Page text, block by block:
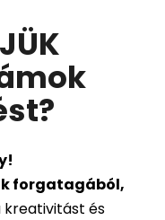
?
forgatagából,
kreativitást és